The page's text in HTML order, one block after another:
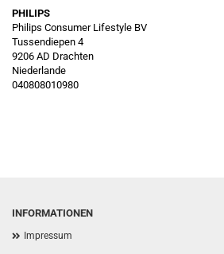
PHILIPS
Philips Consumer Lifestyle BV
Tussendiepen 4
9206 AD Drachten
Niederlande
040808010980
INFORMATIONEN
Impressum